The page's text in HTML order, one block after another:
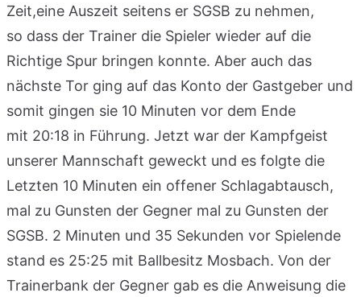
Zeit,eine Auszeit seitens er SGSB zu nehmen,
so dass der Trainer die Spieler wieder auf die
Richtige Spur bringen konnte. Aber auch das
nächste Tor ging auf das Konto der Gastgeber und
somit gingen sie 10 Minuten vor dem Ende
mit 20:18 in Führung. Jetzt war der Kampfgeist
unserer Mannschaft geweckt und es folgte die
Letzten 10 Minuten ein offener Schlagabtausch,
mal zu Gunsten der Gegner mal zu Gunsten der
SGSB. 2 Minuten und 35 Sekunden vor Spielende
stand es 25:25 mit Ballbesitz Mosbach. Von der
Trainerbank der Gegner gab es die Anweisung die